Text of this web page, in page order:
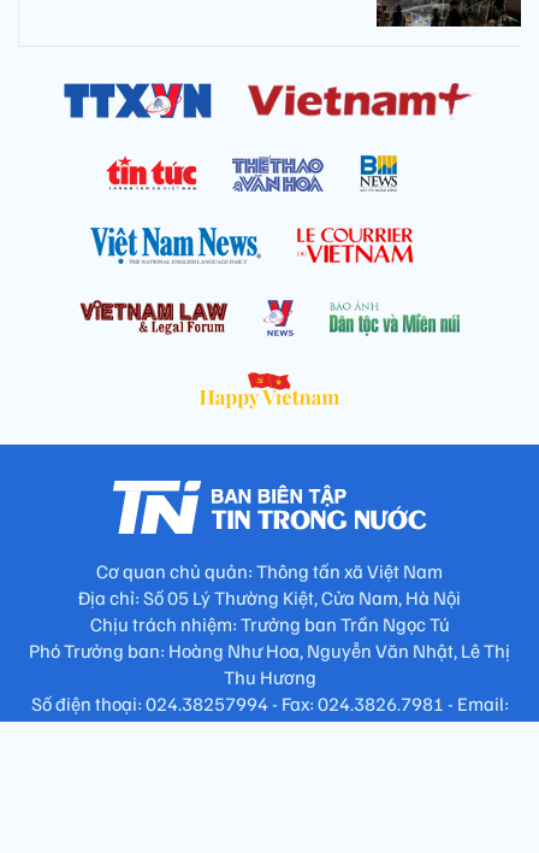
Cơ quan chủ quản: Thông tấn xã Việt Nam
Địa chỉ: Số 05 Lý Thường Kiệt, Cửa Nam, Hà Nội
Chịu trách nhiệm: Trưởng ban Trần Ngọc Tú
Phó Trưởng ban: Hoàng Như Hoa, Nguyễn Văn Nhật, Lê Thị
Thu Hương
Số điện thoại: 024.38257994 - Fax: 024.3826.7981 - Email: